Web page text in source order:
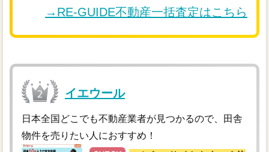
→RE-GUIDE不動産一括査定はこちら
イエウール
日本全国どこでも不動産業者が見つかるので、田舎
物件を売りたい人におすすめ！